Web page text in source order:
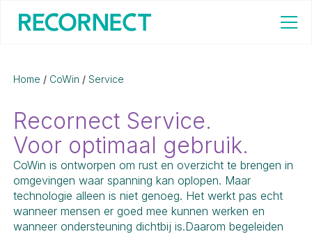
Home / CoWin / Service
Recornect Service.
Voor optimaal gebruik.
CoWin is ontworpen om rust en overzicht te brengen in
omgevingen waar spanning kan oplopen. Maar
technologie alleen is niet genoeg. Het werkt pas echt
wanneer mensen er goed mee kunnen werken en
wanneer ondersteuning dichtbij is.Daarom begeleiden